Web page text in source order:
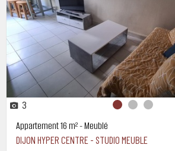
3 Photo 0
Photo 1Photo 2
Appartement 16 m² - Meublé
DIJON HYPER CENTRE - STUDIO MEUBLE